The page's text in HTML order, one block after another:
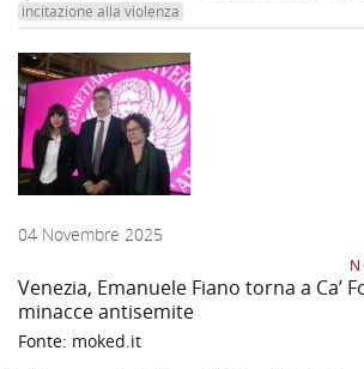
incitazione alla violenza
04 Novembre 2025
Venezia, Emanuele Fiano torna a Ca’
minacce antisemite
Fonte: moked.it